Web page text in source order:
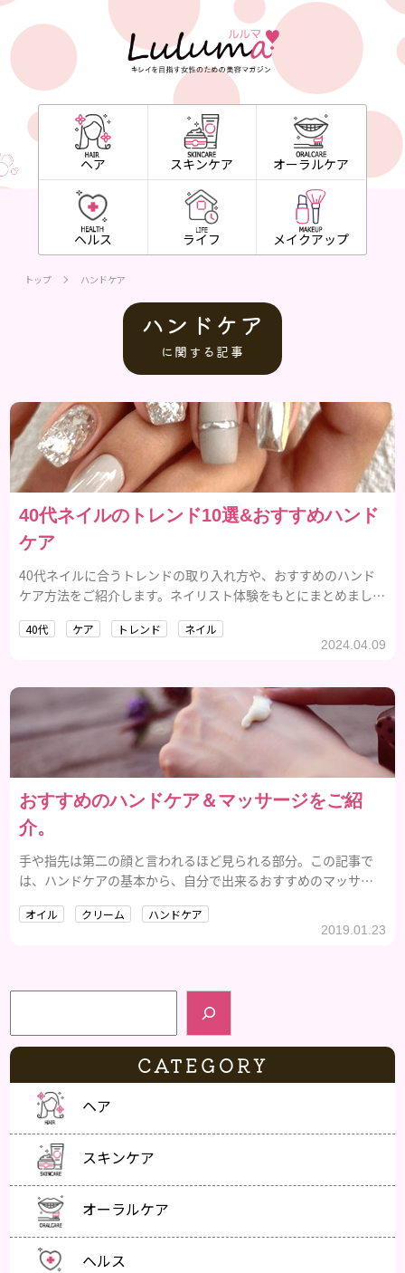
ヘア スキンケア オーラルケア
ヘルス ライフ メイクアップ
トップ ハンドケア
ハンドケア
に関する記事
40代ネイルのトレンド10選&おすすめハンド
ケア
40代ネイルに合うトレンドの取り入れ方や、おすすめのハンド
ケア方法をご紹介します。ネイリスト体験をもとにまとめまし
40代 ケア トレンド ネイル
2024.04.09
おすすめのハンドケア＆マッサージをご紹
介。
手や指先は第二の顔と言われるほど見られる部分。この記事で
は、ハンドケアの基本から、自分で出来るおすすめのマッサー
オイル クリーム ハンドケア
2019.01.23
検索
CATEGORY
ヘア
スキンケア
オーラルケア
ヘルス